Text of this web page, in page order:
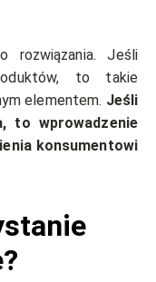
rozwiązania. Jeśli
to takie
elementem. Jeśli
to wprowadzenie
konsumentowi